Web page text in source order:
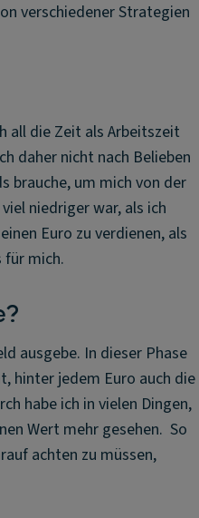
verschiedener Strategien
all die Zeit als Arbeitszeit
daher nicht nach Belieben
brauche, um mich von der
niedriger war, als ich
Euro zu verdienen, als
für mich.
ausgebe. In dieser Phase
hinter jedem Euro auch die
habe ich in vielen Dingen,
Wert mehr gesehen. So
achten zu müssen,